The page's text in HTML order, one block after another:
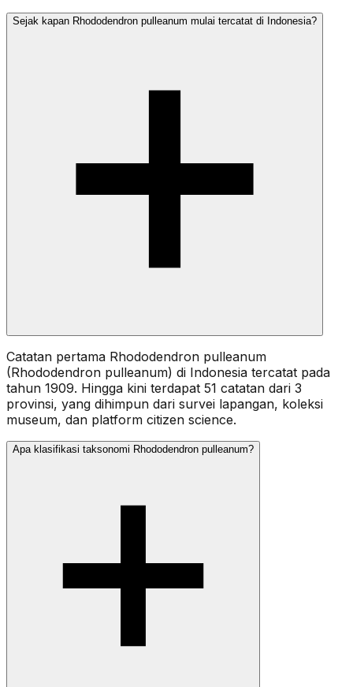
Sejak kapan Rhododendron pulleanum mulai tercatat di Indonesia?
Catatan pertama Rhododendron pulleanum
(Rhododendron pulleanum) di Indonesia tercatat pada
tahun 1909. Hingga kini terdapat 51 catatan dari 3
provinsi, yang dihimpun dari survei lapangan, koleksi
museum, dan platform citizen science.
Apa klasifikasi taksonomi Rhododendron pulleanum?